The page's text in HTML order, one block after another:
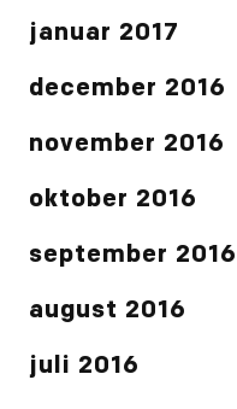
januar 2017
december 2016
november 2016
oktober 2016
september 2016
august 2016
juli 2016